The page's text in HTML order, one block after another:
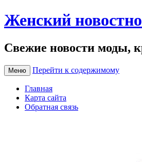
Женский
Свежие новости моды,
Меню Перейти к содержимому
Главная
Карта сайта
Обратная связь